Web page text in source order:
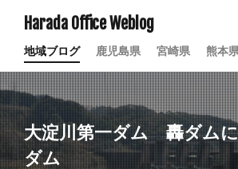
Harada Office Weblog
地域ブログ 鹿児島県 宮崎県 熊本
大淀川第一ダム 轟ダム
ダム